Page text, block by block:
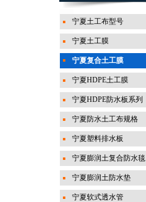
宁夏土工布型号
宁夏土工膜
宁夏复合土工膜
宁夏HDPE土工膜
宁夏HDPE防水板系列
宁夏防水土工布规格
宁夏塑料排水板
宁夏膨润土复合防水毯
宁夏膨润土防水垫
宁夏软式透水管